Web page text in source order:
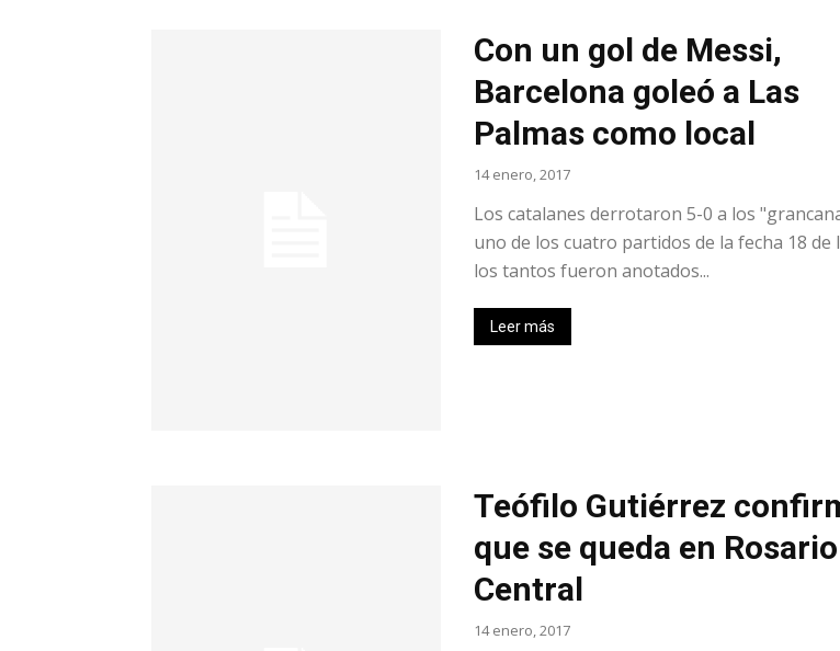
Con un gol de Messi,
Barcelona goleó a Las
Palmas como local
14 enero, 2017
Los catalanes derrotaron 5-0 a los
uno de los cuatro partidos de la fecha 18 de
los tantos fueron anotados...
Leer más
Teófilo Gutiérrez
que se queda en Rosario
Central
14 enero, 2017